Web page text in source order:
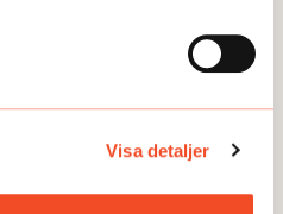
Visa detaljer